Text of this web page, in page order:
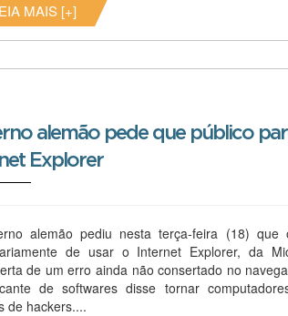
MAIS [+]
alemão pede que público
Explorer
alemão pediu nesta terça-feira (18) que
de usar o Internet Explorer, da
de um erro ainda não consertado no
de softwares disse tornar
de hackers....